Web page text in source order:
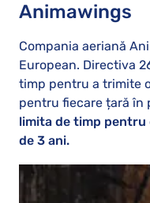
Animawings
Compania aeriană
European. Directiva
timp pentru a trimite
pentru fiecare țară în
limita de timp pentru
de 3 ani.